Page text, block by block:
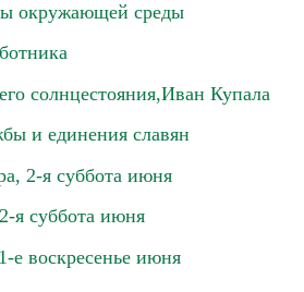
окружающей среды
солнцестояния,Иван Купала
и единения славян
2-я суббота июня
я суббота июня
е воскресенье июня